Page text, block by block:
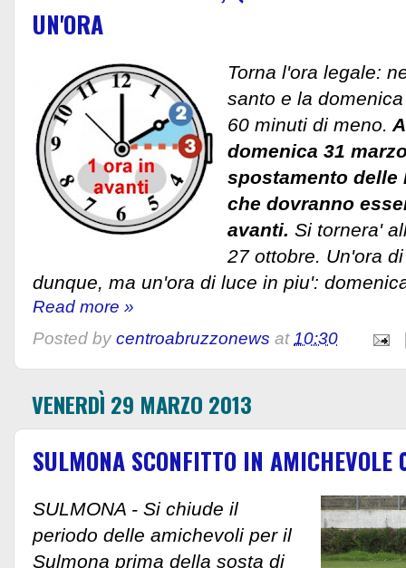
UN'ORA
Torna l'ora legale:
santo e la
60 minuti di meno.
domenica 31
spostamento delle
che dovranno
avanti. Si tornera'
27 ottobre. Un'ora
dunque, ma un'ora di luce in piu':
Read more »
Posted by centroabruzzonews at10:30
VENERDÌ 29 MARZO 2013
SULMONA SCONFITTO IN
SULMONA - Si chiude il
periodo delle amichevoli per il
Sulmona prima della sosta di